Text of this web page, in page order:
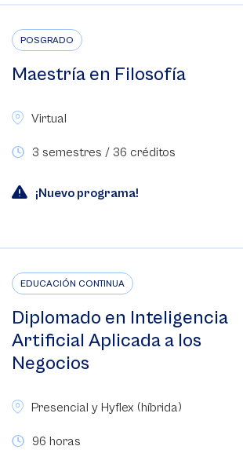
POSGRADO
Maestría en Filosofía
Virtual
3 semestres / 36 créditos
¡Nuevo programa!
EDUCACIÓN CONTINUA
Diplomado en Inteligencia
Artificial Aplicada a los
Negocios
Presencial y Hyflex (híbrida)
96 horas